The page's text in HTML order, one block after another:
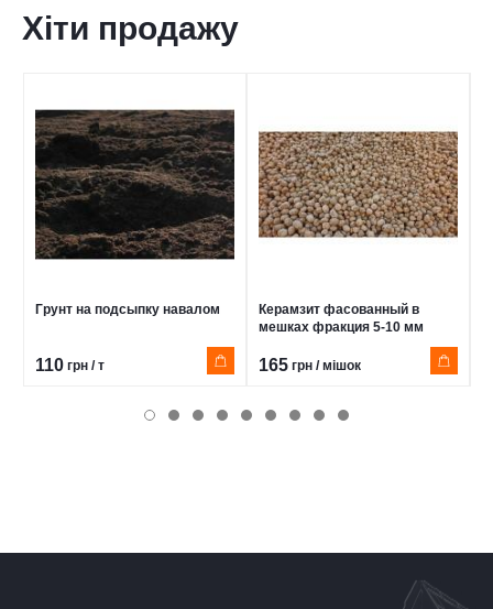
Хіти продажу
Грунт на подсыпку навалом
110 грн / т
Керамзит фасованный в
мешках фракция 5-10 мм
165 грн / мішок